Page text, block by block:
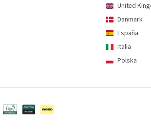
United
Danmark
España
Italia
Polska